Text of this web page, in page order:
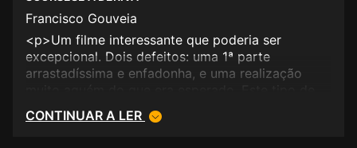
Francisco Gouveia
<p>Um filme interessante que poderia ser
excepcional. Dois defeitos: uma 1ª parte
arrastadíssima e enfadonha, e uma realização
filme não é, definitivamente, a praia de Scorsese,
cujo talento indiscutível se manobra melhor
CONTINUAR A LER